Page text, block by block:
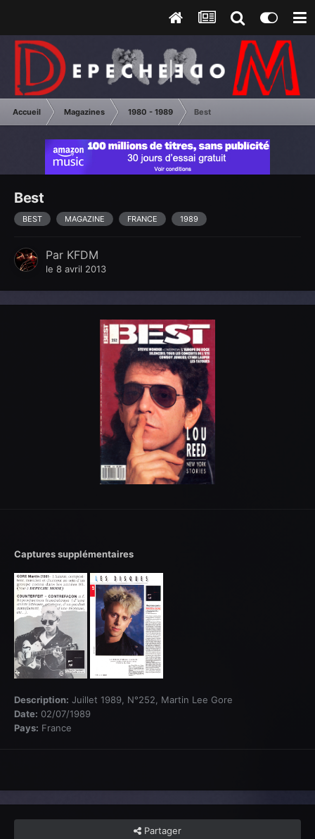
Accueil Magazines 1980 - 1989 Best
Best
BEST MAGAZINE FRANCE 1989
Par KFDM
le 8 avril 2013
Captures supplémentaires
Description: Juillet 1989, N°252, Martin Lee Gore
Date: 02/07/1989
Pays: France
Partager